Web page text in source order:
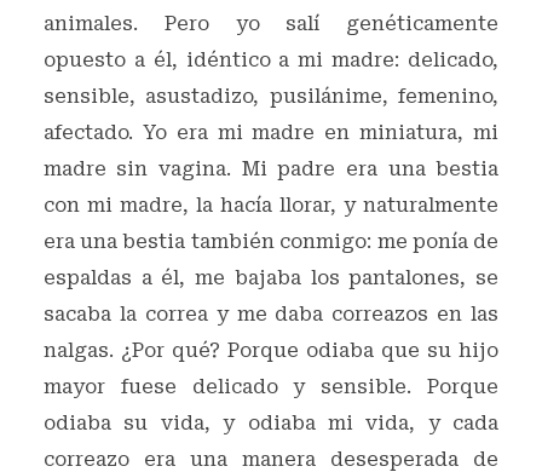
animales. Pero yo salí genéticamente
opuesto a él, idéntico a mi madre: delicado,
sensible, asustadizo, pusilánime, femenino,
afectado. Yo era mi madre en miniatura, mi
madre sin vagina. Mi padre era una bestia
con mi madre, la hacía llorar, y naturalmente
era una bestia también conmigo: me ponía de
espaldas a él, me bajaba los pantalones, se
sacaba la correa y me daba correazos en las
nalgas. ¿Por qué? Porque odiaba que su hijo
mayor fuese delicado y sensible. Porque
odiaba su vida, y odiaba mi vida, y cada
correazo era una manera desesperada de